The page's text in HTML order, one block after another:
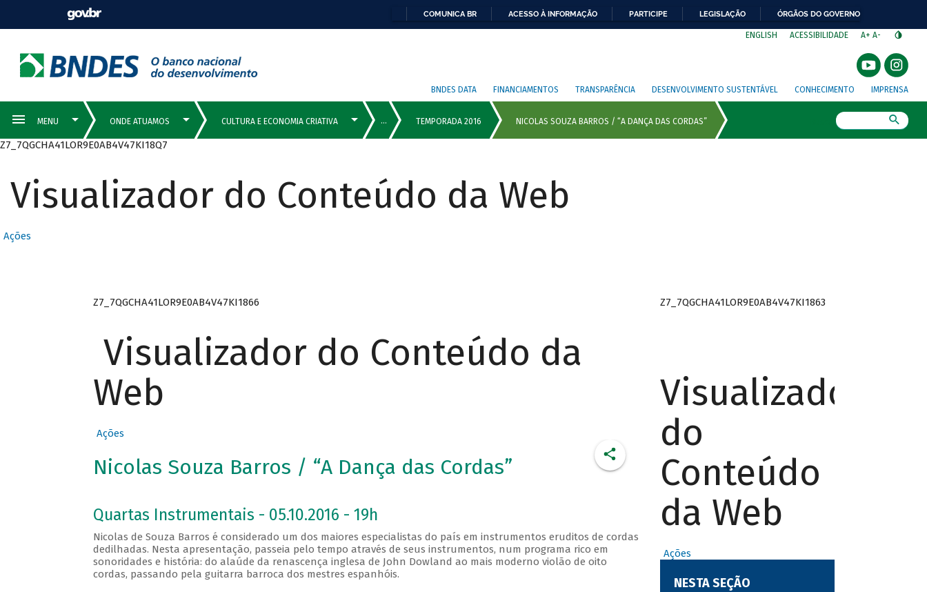
COMUNICA BR ACESSO À INFORMAÇÃO PARTICIPE LEGISLAÇÃO ÓRGÃOS DO GOVERNO
ENGLISH ACESSIBILIDADE A+ A-
BNDES DATA FINANCIAMENTOS TRANSPARÊNCIA DESENVOLVIMENTO SUSTENTÁVEL CONHECIMENTO IMPRENSA
Z7_7QGCHA41LOR9E0AB4V47KI18Q7
Visualizador do Conteúdo da Web
Ações
Z7_7QGCHA41LOR9E0AB4V47KI1866
Visualizador do Conteúdo da
Web
Ações
Nicolas Souza Barros / “A Dança das Cordas”
Quartas Instrumentais - 05.10.2016 - 19h
Nicolas de Souza Barros é considerado um dos maiores especialistas do país em instrumentos eruditos de cordas
dedilhadas. Nesta apresentação, passeia pelo tempo através de seus instrumentos, num programa rico em
sonoridades e história: do alaúde da renascença inglesa de John Dowland ao mais moderno violão de oito
cordas, passando pela guitarra barroca dos mestres espanhóis.
Z7_7QGCHA41LOR9E0AB4V47KI1863
Visualizador
do
Conteúdo
da Web
Ações
NESTA SEÇÃO